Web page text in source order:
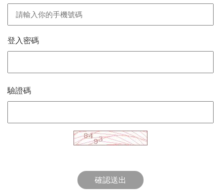
登入密碼
驗證碼
確認送出